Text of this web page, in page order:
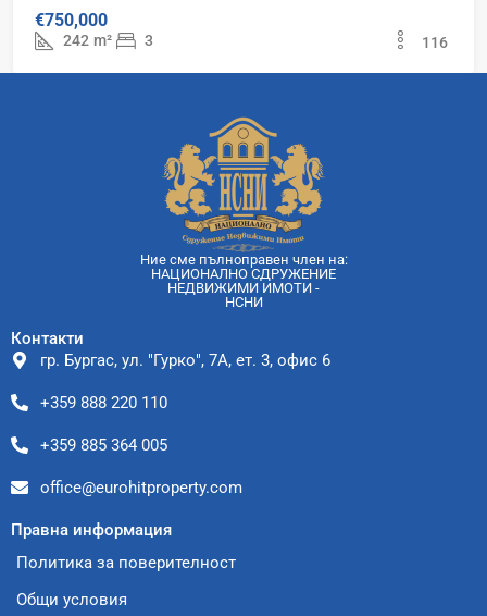
€750,000
242 m² 3 116
Ние сме пълноправен член на:
НАЦИОНАЛНО СДРУЖЕНИЕ
НЕДВИЖИМИ ИМОТИ -
НСНИ
Контакти
гр. Бургас, ул. "Гурко", 7А, ет. 3, офис 6
+359 888 220 110
+359 885 364 005
office@eurohitproperty.com
Правна информация
Политика за поверителност
Общи условия